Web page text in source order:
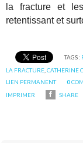
la fracture et
retentissant et
TAGS :
LA FRACTURE ,CATHERINE
LIEN PERMANENT
0
IMPRIMER
SHARE